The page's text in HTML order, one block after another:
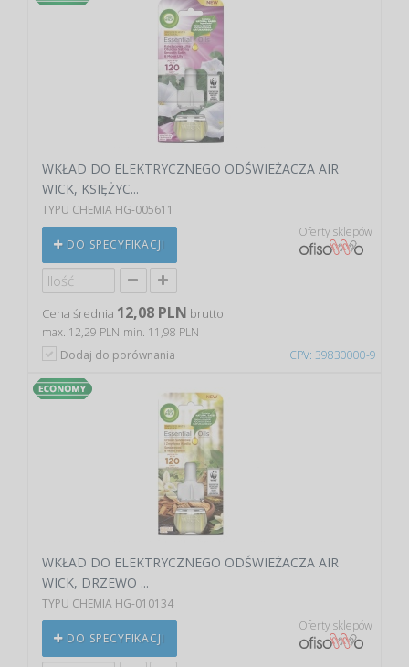
CPV: 39830000-9
WKŁAD DO ELEKTRYCZNEGO ODŚWIEŻACZA AIR
WICK, KSIĘŻYC...
TYPU CHEMIA HG-005611
DO SPECYFIKACJI
Oferty sklepów
Cena średnia 12,08 PLN brutto
max. 12,29 PLN min. 11,98 PLN
Dodaj do porównania
WKŁAD DO ELEKTRYCZNEGO ODŚWIEŻACZA AIR
WICK, DRZEWO ...
TYPU CHEMIA HG-010134
DO SPECYFIKACJI
Oferty sklepów